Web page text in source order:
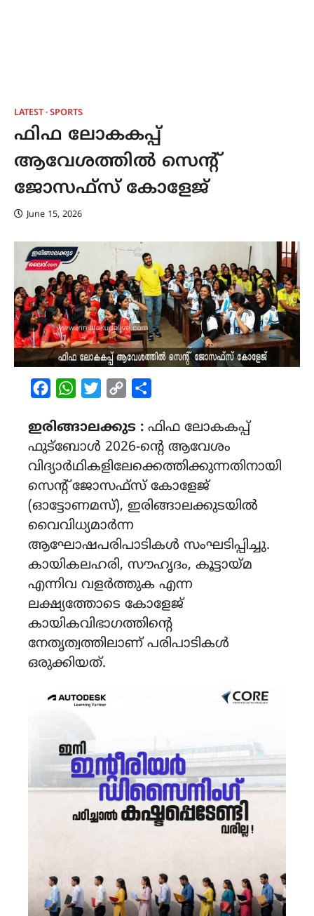
LATEST SPORTS
ഫിഫ ലോകകപ്പ്
ആവേശത്തിൽ സെന്റ്
ജോസഫ്സ് കോളേജ്
June 15, 2026
FacebookWhatsAppTwitterCopy
ഇരിങ്ങാലക്കുട : ഫിഫ ലോകകപ്പ്
ഫുട്ബോൾ 2026-ന്റെ ആവേശം
വിദ്യാർഥികളിലേക്കെത്തിക്കുന്നതിനായി
സെന്റ് ജോസഫ്സ് കോളേജ്
(ഓട്ടോണമസ്), ഇരിങ്ങാലക്കുടയിൽ
വൈവിധ്യമാർന്ന
ആഘോഷപരിപാടികൾ സംഘടിപ്പിച്ചു.
കായികലഹരി, സൗഹൃദം, കൂട്ടായ്മ
എന്നിവ വളർത്തുക എന്ന
ലക്ഷ്യത്തോടെ കോളേജ്
കായികവിഭാഗത്തിന്റെ
നേതൃത്വത്തിലാണ് പരിപാടികൾ
ഒരുക്കിയത്.